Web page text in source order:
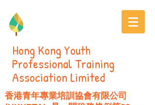
Hong Kong Youth
Professional Training
Association Limited
香港青年專業培訓協會有限公司